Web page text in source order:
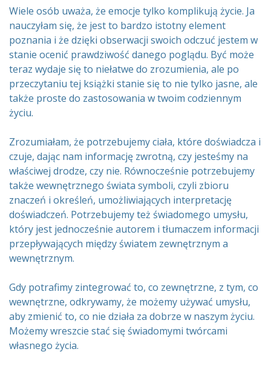
Wiele osób uważa, że emocje tylko komplikują życie. Ja
nauczyłam się, że jest to bardzo istotny element
poznania i że dzięki obserwacji swoich odczuć jestem w
stanie ocenić prawdziwość danego poglądu. Być może
teraz wydaje się to niełatwe do zrozumienia, ale po
przeczytaniu tej książki stanie się to nie tylko jasne, ale
także proste do zastosowania w twoim codziennym
życiu.
Zrozumiałam, że potrzebujemy ciała, które doświadcza i
czuje, dając nam informację zwrotną, czy jesteśmy na
właściwej drodze, czy nie. Równocześnie potrzebujemy
także wewnętrznego świata symboli, czyli zbioru
znaczeń i określeń, umożliwiających interpretację
doświadczeń. Potrzebujemy też świadomego umysłu,
który jest jednocześnie autorem i tłumaczem informacji
przepływających między światem zewnętrznym a
wewnętrznym.
Gdy potrafimy zintegrować to, co zewnętrzne, z tym, co
wewnętrzne, odkrywamy, że możemy używać umysłu,
aby zmienić to, co nie działa za dobrze w naszym życiu.
Możemy wreszcie stać się świadomymi twórcami
własnego życia.